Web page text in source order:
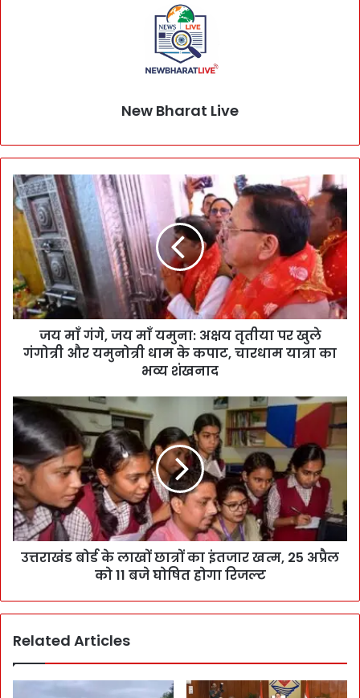
New Bharat Live
जय माँ गंगे, जय माँ यमुना: अक्षय तृतीया पर खुले
गंगोत्री और यमुनोत्री धाम के कपाट, चारधाम यात्रा का
भव्य शंखनाद
उत्तराखंड बोर्ड के लाखों छात्रों का इंतजार खत्म, 25 अप्रैल
को 11 बजे घोषित होगा रिजल्ट
Related Articles